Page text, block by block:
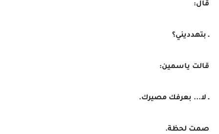
قال:
ـ بتهدديني؟
قالت ياسمين:
ـ لا... بعرفك مصيرك.
صمت لحظة.